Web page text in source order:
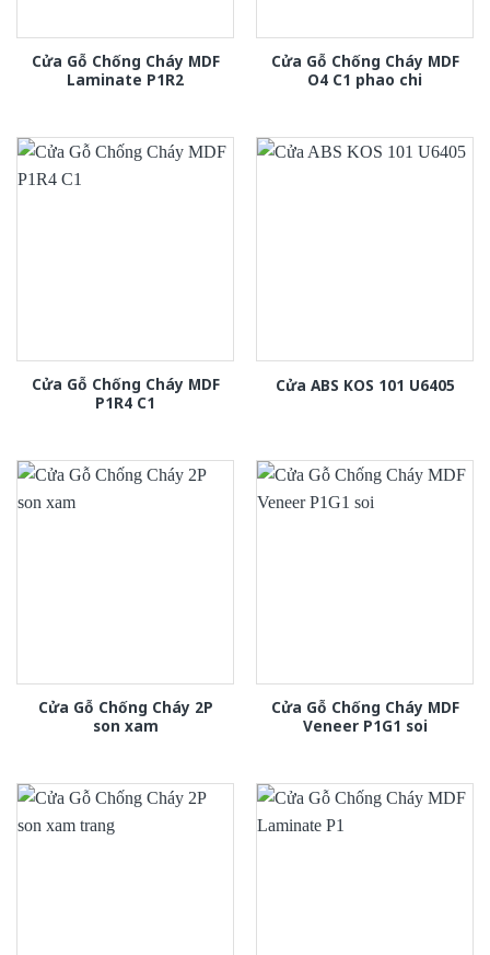
Cửa Gỗ Chống Cháy MDF
Laminate P1R2
Cửa Gỗ Chống Cháy MDF
O4 C1 phao chi
Cửa Gỗ Chống Cháy MDF
P1R4 C1
Cửa ABS KOS 101 U6405
Cửa Gỗ Chống Cháy 2P
son xam
Cửa Gỗ Chống Cháy MDF
Veneer P1G1 soi